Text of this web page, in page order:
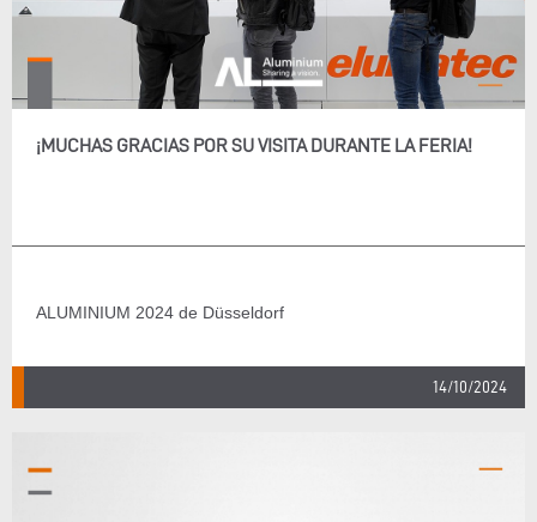
¡MUCHAS GRACIAS POR SU VISITA DURANTE LA FERIA!
ALUMINIUM 2024 de Düsseldorf
14/10/2024